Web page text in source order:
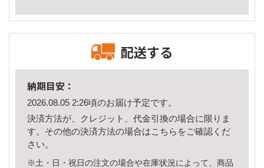
配送する
納期目安：
2026.08.05 2:26頃のお届け予定です。
決済方法が、クレジット、代金引換の場合に限りま
す。その他の決済方法の場合はこちら をご確認くだ
さい。
※土・日・祝日の注文の場合や在庫状況によって、商品